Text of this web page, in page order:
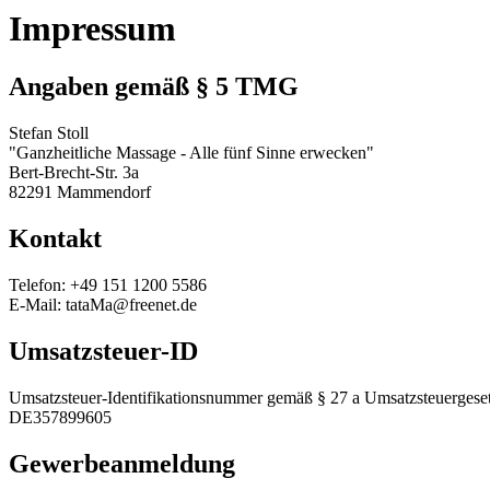
Impressum
Angaben gemäß § 5 TMG
Stefan Stoll
"Ganzheitliche Massage - Alle fünf Sinne erwecken"
Bert-Brecht-Str. 3a
82291 Mammendorf
Kontakt
Telefon: +49 151 1200 5586
E-Mail: tataMa@freenet.de
Umsatzsteuer-ID
Umsatzsteuer-Identifikationsnummer gemäß § 27 a
DE357899605
Gewerbeanmeldung